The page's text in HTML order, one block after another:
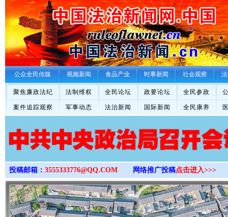
>
公众全民传媒 视频新闻 食品产业 时事新闻 社会观察
聚焦廉政法纪 法制维权 全民论坛 政要论坛 全民参政
案件追踪观察 军事动态 法治新闻 国际新闻 全民康养
投稿邮箱： 3555333776@QQ.COM 网络推广投稿点击进入>>>